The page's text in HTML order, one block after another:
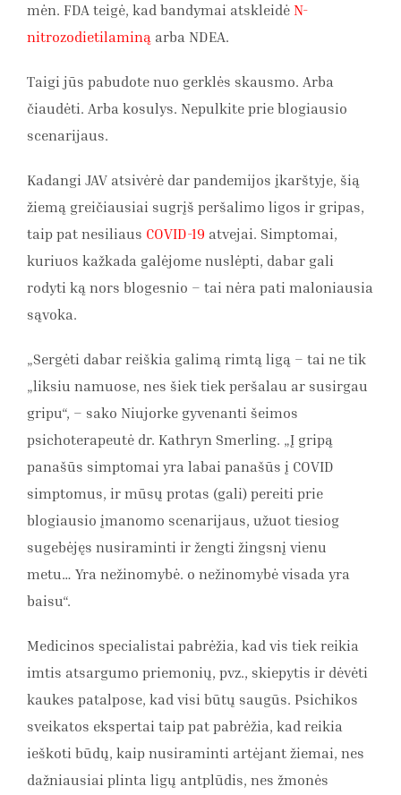
mėn. FDA teigė, kad bandymai atskleidė N-
nitrozodietilaminą arba NDEA.
Taigi jūs pabudote nuo gerklės skausmo. Arba
čiaudėti. Arba kosulys. Nepulkite prie blogiausio
scenarijaus.
Kadangi JAV atsivėrė dar pandemijos įkarštyje, šią
žiemą greičiausiai sugrįš peršalimo ligos ir gripas,
taip pat nesiliaus COVID-19 atvejai. Simptomai,
kuriuos kažkada galėjome nuslėpti, dabar gali
rodyti ką nors blogesnio – tai nėra pati maloniausia
sąvoka.
„Sergėti dabar reiškia galimą rimtą ligą – tai ne tik
„liksiu namuose, nes šiek tiek peršalau ar susirgau
gripu“, – sako Niujorke gyvenanti šeimos
psichoterapeutė dr. Kathryn Smerling. „Į gripą
panašūs simptomai yra labai panašūs į COVID
simptomus, ir mūsų protas (gali) pereiti prie
blogiausio įmanomo scenarijaus, užuot tiesiog
sugebėjęs nusiraminti ir žengti žingsnį vienu
metu… Yra nežinomybė. o nežinomybė visada yra
baisu“.
Medicinos specialistai pabrėžia, kad vis tiek reikia
imtis atsargumo priemonių, pvz., skiepytis ir dėvėti
kaukes patalpose, kad visi būtų saugūs. Psichikos
sveikatos ekspertai taip pat pabrėžia, kad reikia
ieškoti būdų, kaip nusiraminti artėjant žiemai, nes
dažniausiai plinta ligų antplūdis, nes žmonės